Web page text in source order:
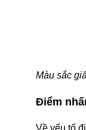
Màu sắc
Điểm